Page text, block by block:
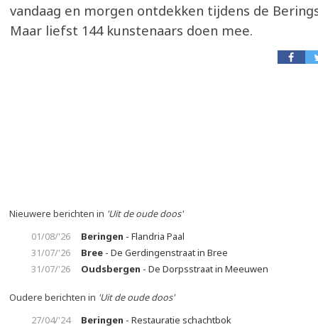
vandaag en morgen ontdekken tijdens de
Maar liefst 144 kunstenaars doen mee.
Nieuwere berichten in 'Uit de oude doos'
01/08/'26
Beringen - Flandria Paal
31/07/'26
Bree - De Gerdingenstraat in Bree
31/07/'26
Oudsbergen - De Dorpsstraat in Meeuwen
Oudere berichten in 'Uit de oude doos'
27/04/'24
Beringen - Restauratie schachtbok